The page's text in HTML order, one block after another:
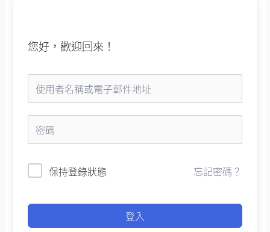
您好，歡迎回來！
保持登錄狀態 忘記密碼？
登入